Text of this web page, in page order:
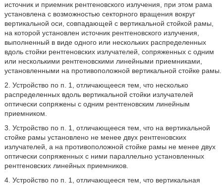
источник и приемник рентгеновского излучения, при этом рама
установлена с возможностью секторного вращения вокруг
вертикальной оси, совпадающей с вертикальной стойкой рамы,
на которой установлен источник рентгеновского излучения,
выполненный в виде одного или нескольких распределенных
вдоль стойки рентгеновских излучателей, сопряженных с одним
или несколькими рентгеновскими линейными приемниками,
установленными на противоположной вертикальной стойке рамы.
2. Устройство по п. 1, отличающееся тем, что несколько
распределенных вдоль вертикальной стойки излучателей
оптически сопряжены с одним рентгеновским линейным
приемником.
3. Устройство по п. 1, отличающееся тем, что на вертикальной
стойке рамы установлено не менее двух рентгеновских
излучателей, а на противоположной стойке рамы не менее двух
оптически сопряженных с ними параллельно установленных
рентгеновских линейных приемников.
4. Устройство по п. 1, отличающееся тем, что вертикальная